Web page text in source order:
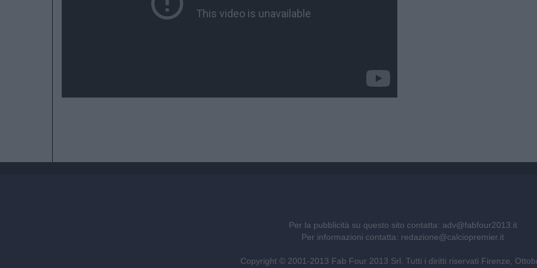
Per la pubblicità su questo sito contatta: adv@fabfour2013.it
Per informazioni contatta: redazione@calciopremier.it
Copyright © 2001-2013 Fab Four 2013 Srl. Tutti i diritti riservati Firenze,